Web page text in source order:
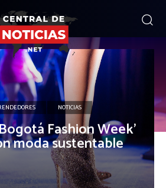
NOTICIAS
Fashion Week’
moda sustentable